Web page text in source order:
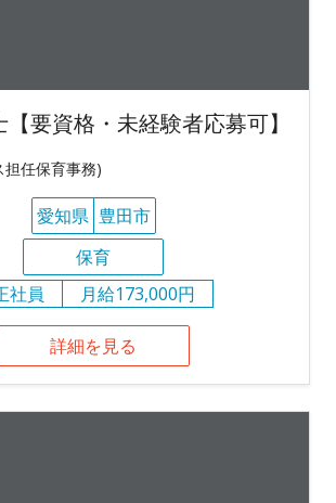
要資格・未経験者応募可】
任保育事務)
愛知県 豊田市
保育
社員
月給173,000円
詳細を見る